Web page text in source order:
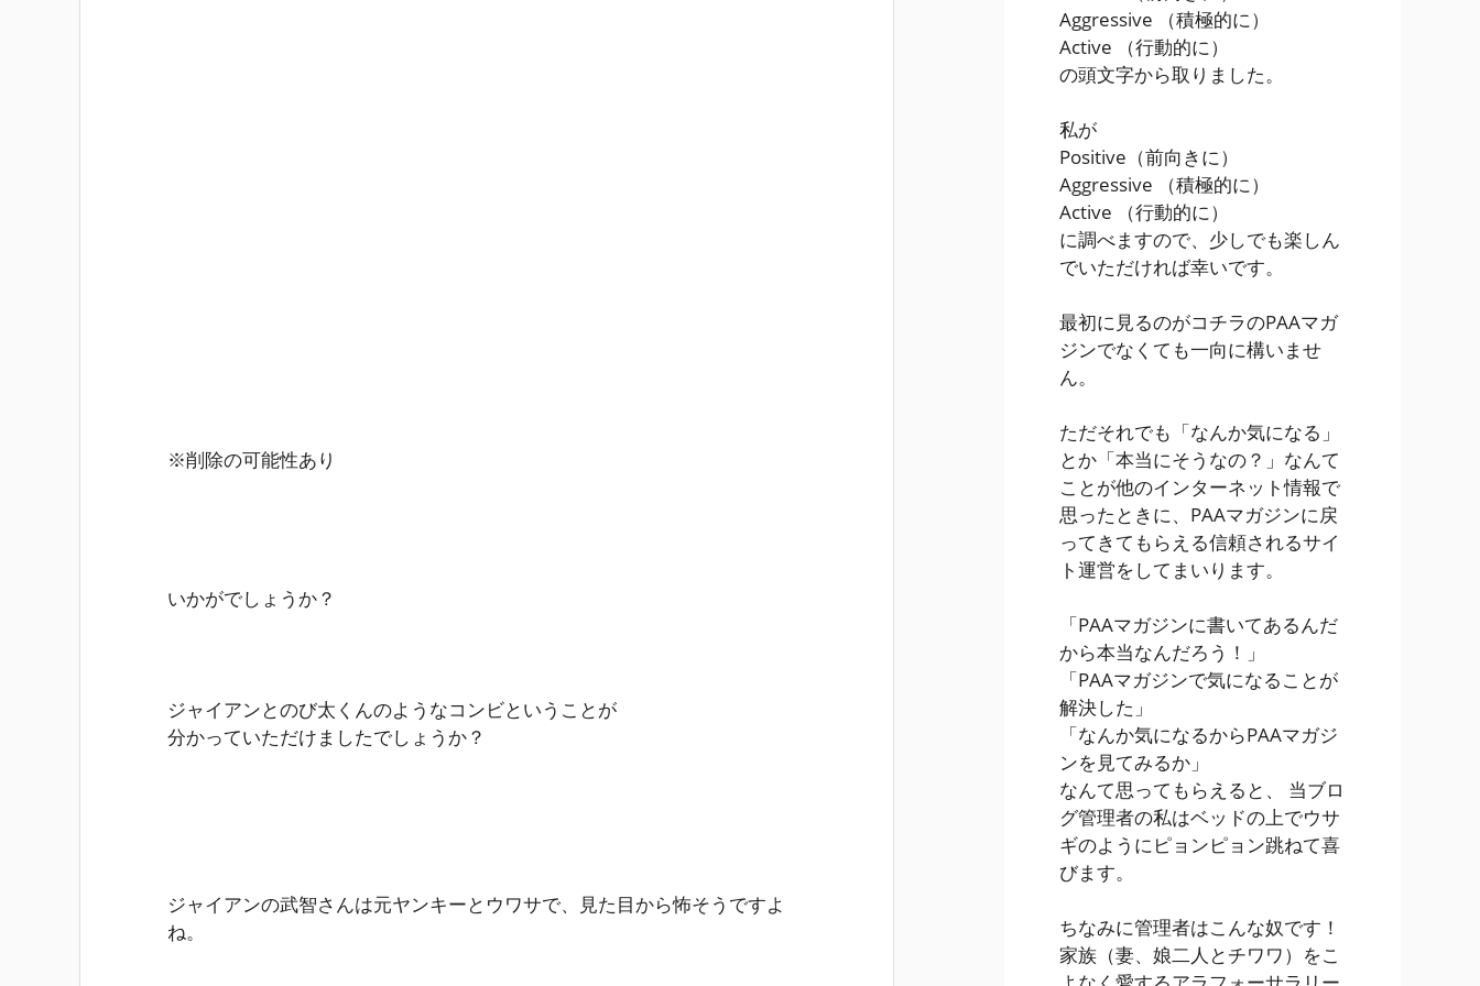
※削除の可能性あり
いかがでしょうか？
ジャイアンとのび太くんのようなコンビということが
分かっていただけましたでしょうか？
ジャイアンの武智さんは元ヤンキーとウワサで、見た目から怖そうですよ
ね。
Aggressive
（積極的に）
Active
（行動的に）
の頭文字から取りました。
私が
Positive （前向きに）
Aggressive
（積極的に）
Active
（行動的に）
に調べますので、少しでも楽しん
でいただければ幸いです。
最初に見るのがコチラのPAAマガ
ジンでなくても一向に構いませ
ん。
ただそれでも「なんか気になる」
とか「本当にそうなの？」なんて
ことが他のインターネット情報で
思ったときに、PAAマガジンに戻
ってきてもらえる信頼されるサイ
ト運営をしてまいります。
「PAAマガジンに書いてあるんだ
から本当なんだろう！」
「PAAマガジンで気になることが
解決した」
「なんか気になるからPAAマガジ
ンを見てみるか」
なんて思ってもらえると、 当ブロ
グ管理者の私はベッドの上でウサ
ギのようにピョンピョン跳ねて喜
びます。
ちなみに管理者はこんな奴です！
家族（妻、娘二人とチワワ）をこ